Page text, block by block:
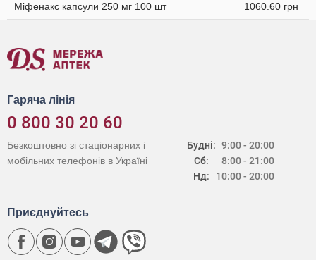
Міфенакс капсули 250 мг 100 шт 1060.60 грн
Гаряча лінія
0 800 30 20 60
Будні:
Сб:
Нд:
9:00 - 20:00
8:00 - 21:00
10:00 - 20:00
Безкоштовно зі стаціонарних і
мобільних телефонів в Україні
Приєднуйтесь